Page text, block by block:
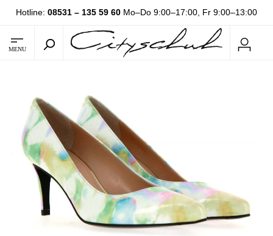
Hotline: 08531 – 135 59 60 Mo–Do 9:00–17:00, Fr 9:00–13:00
MENU